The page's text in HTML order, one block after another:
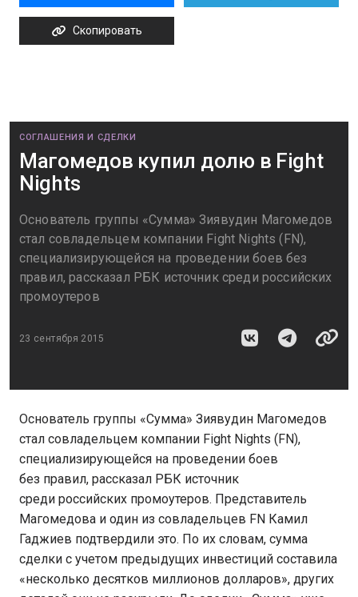
Скопировать
СОГЛАШЕНИЯ И СДЕЛКИ
Магомедов купил долю в Fight
Nights
Основатель группы «Сумма» Зиявудин Магомедов
стал совладельцем компании Fight Nights (FN),
специализирующейся на проведении боев без
правил, рассказал РБК источник среди российских
промоутеров
23 сентября 2015
Основатель группы «Сумма» Зиявудин Магомедов
стал совладельцем компании Fight Nights (FN),
специализирующейся на проведении боев
без правил, рассказал РБК источник
среди российских промоутеров. Представитель
Магомедова и один из совладельцев FN Камил
Гаджиев подтвердили это. По их словам, сумма
сделки с учетом предыдущих инвестиций составила
«несколько десятков миллионов долларов», других